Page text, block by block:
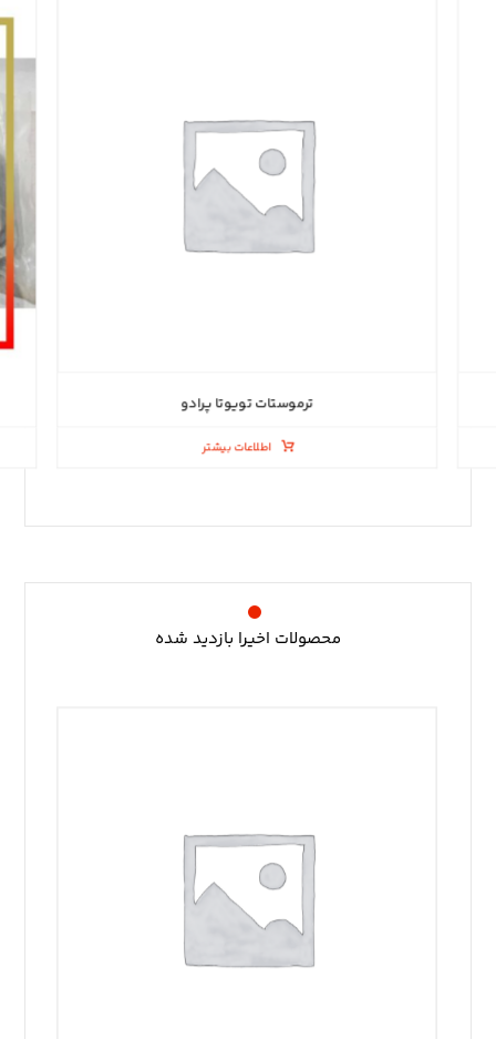
ترموستات تویوتا پرادو
اطلاعات بیشتر
محصولات اخیرا بازدید شده